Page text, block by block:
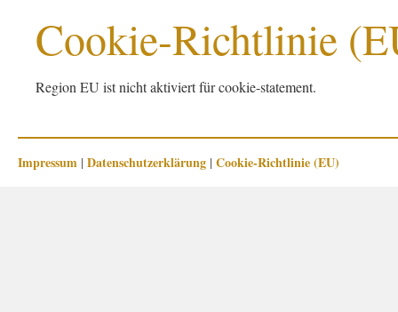
Cookie-Richtlinie
Region EU ist nicht aktiviert für cookie-statement.
Impressum |Datenschutzerklärung |Cookie-Richtlinie (EU)